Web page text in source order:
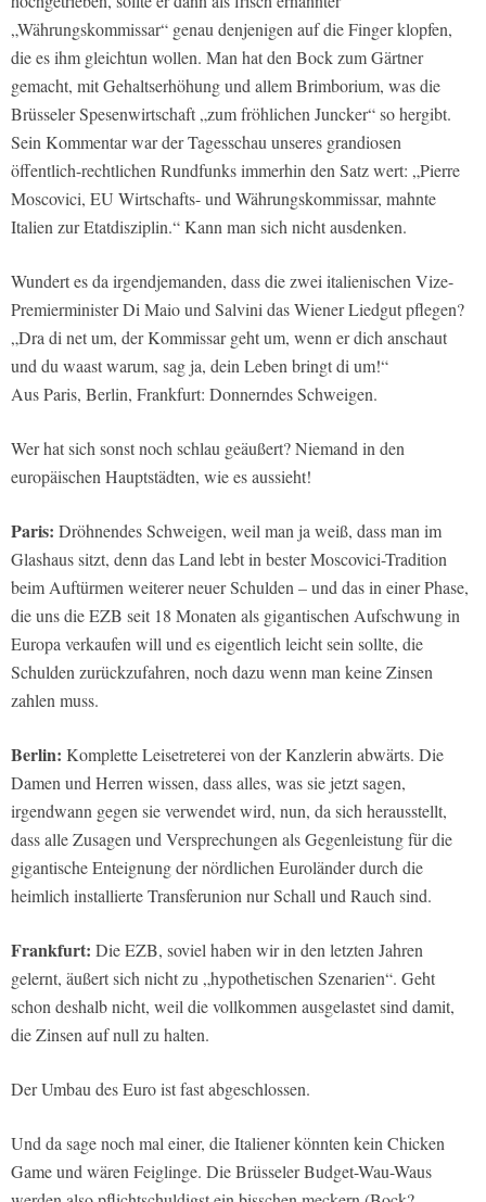
„Währungskommissar“ genau denjenigen auf die Finger klopfen,
die es ihm gleichtun wollen. Man hat den Bock zum Gärtner
gemacht, mit Gehaltserhöhung und allem Brimborium, was die
Brüsseler Spesenwirtschaft „zum fröhlichen Juncker“ so hergibt.
Sein Kommentar war der Tagesschau unseres grandiosen
öffentlich-rechtlichen Rundfunks immerhin den Satz wert: „Pierre
Moscovici, EU Wirtschafts- und Währungskommissar, mahnte
Italien zur Etatdisziplin.“ Kann man sich nicht ausdenken.
Wundert es da irgendjemanden, dass die zwei italienischen Vize-
Premierminister Di Maio und Salvini das Wiener Liedgut pflegen?
„Dra di net um, der Kommissar geht um, wenn er dich anschaut
und du waast warum, sag ja, dein Leben bringt di um!“
Aus Paris, Berlin, Frankfurt: Donnerndes Schweigen.
Wer hat sich sonst noch schlau geäußert? Niemand in den
europäischen Hauptstädten, wie es aussieht!
Paris: Dröhnendes Schweigen, weil man ja weiß, dass man im
Glashaus sitzt, denn das Land lebt in bester Moscovici-Tradition
beim Auftürmen weiterer neuer Schulden – und das in einer Phase,
die uns die EZB seit 18 Monaten als gigantischen Aufschwung in
Europa verkaufen will und es eigentlich leicht sein sollte, die
Schulden zurückzufahren, noch dazu wenn man keine Zinsen
zahlen muss.
Berlin: Komplette Leisetreterei von der Kanzlerin abwärts. Die
Damen und Herren wissen, dass alles, was sie jetzt sagen,
irgendwann gegen sie verwendet wird, nun, da sich herausstellt,
dass alle Zusagen und Versprechungen als Gegenleistung für die
gigantische Enteignung der nördlichen Euroländer durch die
heimlich installierte Transferunion nur Schall und Rauch sind.
Frankfurt: Die EZB, soviel haben wir in den letzten Jahren
gelernt, äußert sich nicht zu „hypothetischen Szenarien“. Geht
schon deshalb nicht, weil die vollkommen ausgelastet sind damit,
die Zinsen auf null zu halten.
Der Umbau des Euro ist fast abgeschlossen.
Und da sage noch mal einer, die Italiener könnten kein Chicken
Game und wären Feiglinge. Die Brüsseler Budget-Wau-Waus